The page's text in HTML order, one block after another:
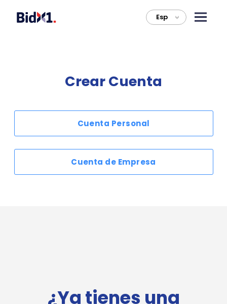
Esp >
¿Ya tienes una
Crear Cuenta
Cuenta Personal
Cuenta de Empresa